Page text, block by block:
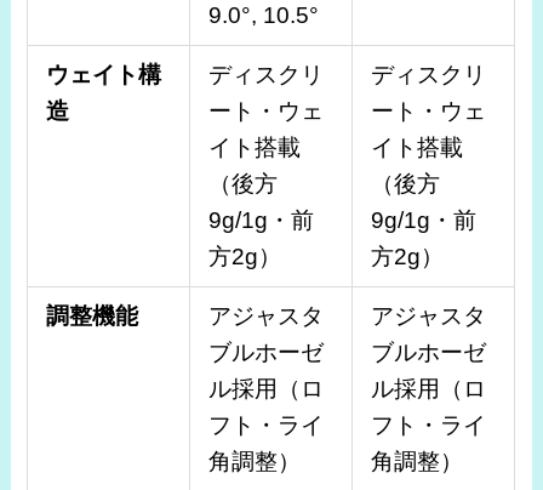
9.0°, 10.5°
ウェイト構
造
ディスクリ
ート・ウェ
イト搭載
（後方
9g/1g・前
方2g）
ディスクリ
ート・ウェ
イト搭載
（後方
9g/1g・前
方2g）
調整機能
アジャスタ
ブルホーゼ
ル採用（ロ
フト・ライ
角調整）
アジャスタ
ブルホーゼ
ル採用（ロ
フト・ライ
角調整）